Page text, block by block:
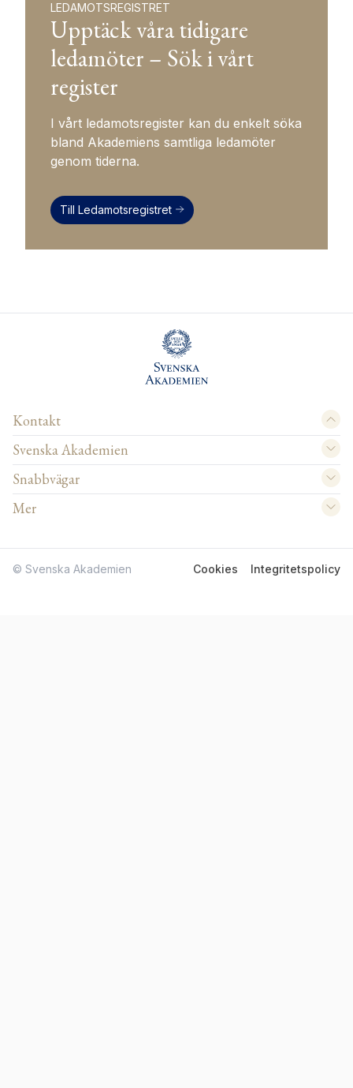
LEDAMOTSREGISTRET
Upptäck våra tidigare
ledamöter – Sök i vårt
register
I vårt ledamotsregister kan du enkelt söka
bland Akademiens samtliga ledamöter
genom tiderna.
Till Ledamotsregistret
Kontakt
Svenska Akademien
Snabbvägar
Mer
© Svenska Akademien Cookies Integritetspolicy